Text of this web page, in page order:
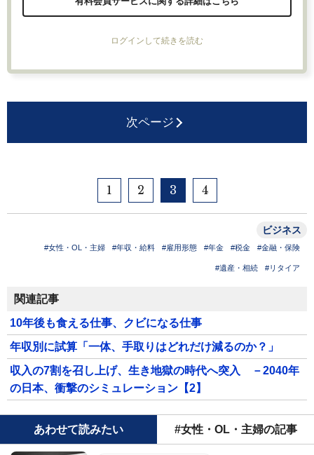
ログインして続きを読む
次ページ
1 2 3 4
ビジネス
#女性・OL・主婦 #年収・給料 #雇用形態 #年金 #税金 #金融・保険
#遺産・相続 #リタイア
関連記事
10年後も食える仕事、クビになる仕事
年収別に試算「一体、手取りはどれだけ減るのか？」
収入の7割を召し上げ、生き地獄の時代へ突入 －2040年
の日本、衝撃のシミュレーション【2】
あわせて読みたい #女性・OL・主婦の記事